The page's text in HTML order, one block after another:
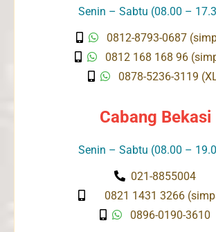
Senin – Sabtu (08.00 –
0812-8793-0687
0812 168 168 96
0878-5236-3119
Cabang Bekasi
Senin – Sabtu (08.00 –
021-8855004
0821 1431 3266
0896-0190-3610